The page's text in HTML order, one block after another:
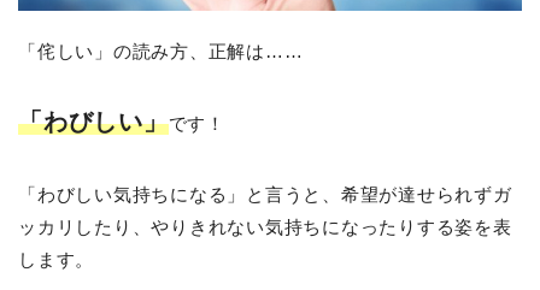
「侘しい」の読み方、正解は……
「わびしい」です！
「わびしい気持ちになる」と言うと、希望が達せられずガ
ッカリしたり、やりきれない気持ちになったりする姿を表
します。